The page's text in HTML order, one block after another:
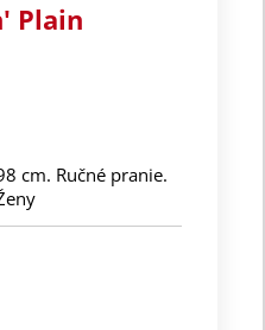
Plain
cm. Ručné pranie.